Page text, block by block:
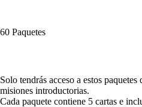
60 Paquetes
Available actions
Solo tendrás acceso a estos
misiones introductorias.
Cada paquete contiene 5 cartas e